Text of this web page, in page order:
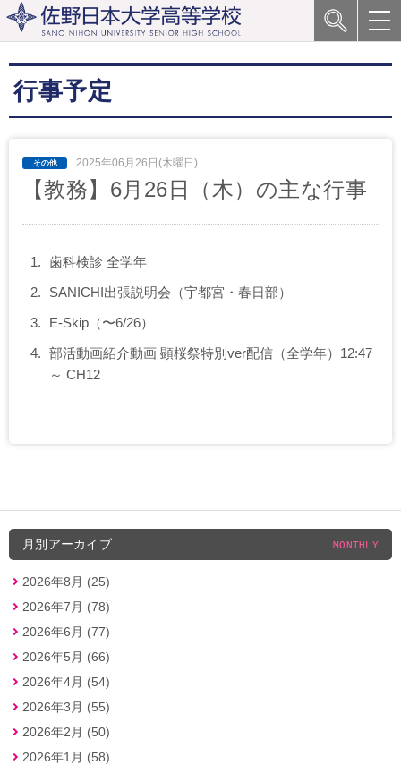
行事予定
2025年06月26日(木曜日)
【教務】6月26日（木）の主な行事
歯科検診 全学年
SANICHI出張説明会（宇都宮・春日部）
E-Skip（〜6/26）
部活動画紹介動画 顕桜祭特別ver配信（全学年）12:47
～ CH12
月別アーカイブ MONTHLY
2026年8月 (25)
2026年7月 (78)
2026年6月 (77)
2026年5月 (66)
2026年4月 (54)
2026年3月 (55)
2026年2月 (50)
2026年1月 (58)